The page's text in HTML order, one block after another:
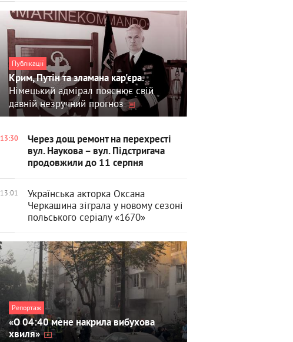
Публікації
Крим, Путін та зламана кар'єра.
Німецький адмірал пояснює свій
давній незручний прогноз
13:30
Через дощ ремонт на перехресті
вул. Наукова – вул. Підстригача
продовжили до 11 серпня
13:01
Українська акторка Оксана
Черкашина зіграла у новому сезоні
польського серіалу «1670»
Репортаж
«О 04:40 мене накрила вибухова
хвиля»